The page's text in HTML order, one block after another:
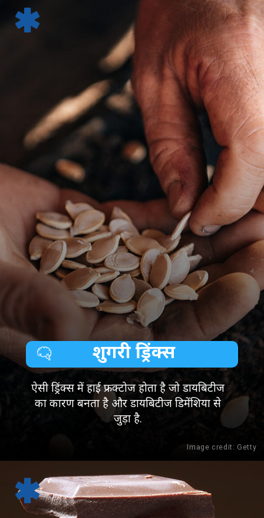
शुगरी ड्रिंक्स
ऐसी ड्रिंक्स में हाई फ्रक्टोज होता है जो डायबिटीज
का कारण बनता है और डायबिटीज डिमेंशिया से
जुड़ा है.
Image credit: Getty